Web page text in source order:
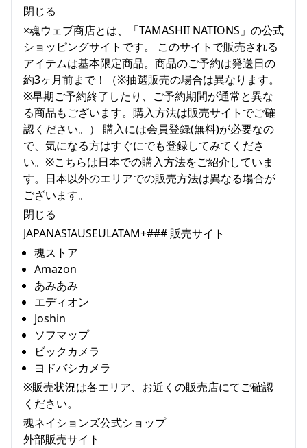
閉じる
×魂ウェブ商店とは、「TAMASHII NATIONS」の公式
ショッピングサイトです。 このサイトで販売される
アイテムは基本限定商品。商品のご予約は発送日の
約3ヶ月前まで！（※抽選販売の場合は異なります。
※早期ご予約終了したり、ご予約期間が通常と異な
る商品もございます。購入方法は販売サイトでご確
認ください。） 購入には会員登録(無料)が必要なの
で、気になる方はすぐにでも登録してみてくださ
い。※こちらは日本での購入方法をご紹介していま
す。日本以外のエリアでの販売方法は異なる場合が
ございます。
閉じる
JAPANASIAUSEULATAM+### 販売サイト
魂ストア
Amazon
あみあみ
エディオン
Joshin
ソフマップ
ビックカメラ
ヨドバシカメラ
※販売状況は各エリア、お近くの販売店にてご確認
ください。
魂ネイションズ公式ショップ
外部販売サイト